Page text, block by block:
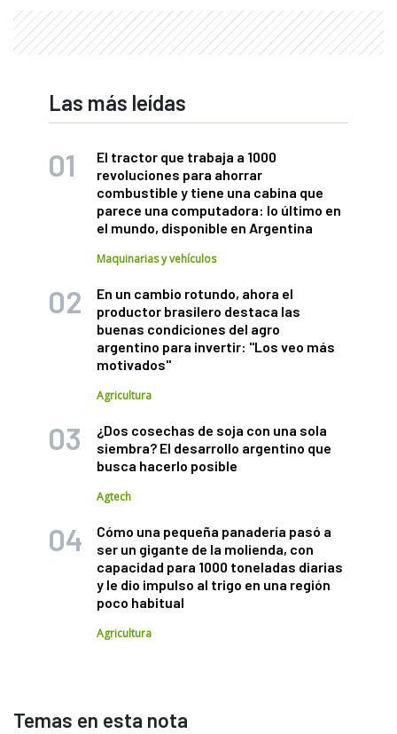
Las más leídas
El tractor que trabaja a 1000
revoluciones para ahorrar
combustible y tiene una cabina que
parece una computadora: lo último en
el mundo, disponible en Argentina
Maquinarias y vehículos
En un cambio rotundo, ahora el
productor brasilero destaca las
buenas condiciones del agro
argentino para invertir: "Los veo más
motivados"
Agricultura
¿Dos cosechas de soja con una sola
siembra? El desarrollo argentino que
busca hacerlo posible
Agtech
Cómo una pequeña panadería pasó a
ser un gigante de la molienda, con
capacidad para 1000 toneladas diarias
y le dio impulso al trigo en una región
poco habitual
Agricultura
Temas en esta nota